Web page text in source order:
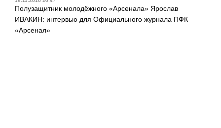
Полузащитник молодёжного «Арсенала» Ярослав
ИВАКИН: интервью для Официального журнала ПФК
«Арсенал»